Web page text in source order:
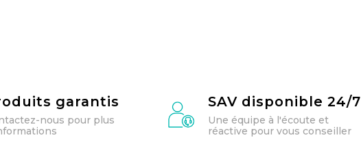
garantis
nous pour plus
SAV disponible 24/7
Une équipe à l'écoute et
réactive pour vous conseiller